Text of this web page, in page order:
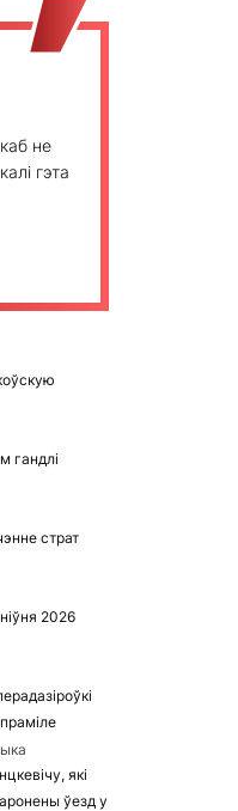
не
гэта
гандлі
страт
2026
які
ўезд у